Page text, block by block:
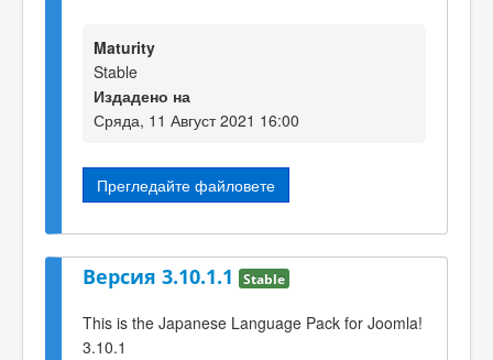
Maturity
Stable
Издадено на
Сряда, 11 Август 2021 16:00
Прегледайте файловете
Версия 3.10.1.1 Stable
This is the Japanese Language Pack for Joomla!
3.10.1